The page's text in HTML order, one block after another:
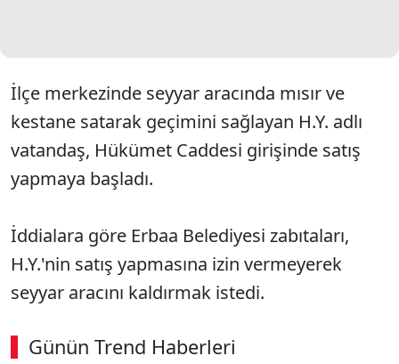
İlçe merkezinde seyyar aracında mısır ve
kestane satarak geçimini sağlayan H.Y. adlı
vatandaş, Hükümet Caddesi girişinde satış
yapmaya başladı.
İddialara göre Erbaa Belediyesi zabıtaları,
H.Y.'nin satış yapmasına izin vermeyerek
seyyar aracını kaldırmak istedi.
Günün Trend Haberleri
00:02 / 09:08